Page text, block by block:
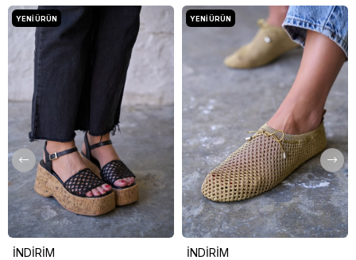
İNDİRİM
YENI ÜRÜN
İNDİRİM
YENI ÜRÜN